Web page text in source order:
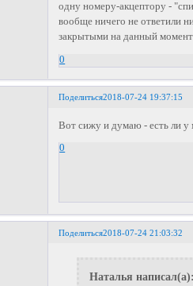
одну номеру-акцептору -
вообще ничего не ответили
закрытыми на данный момент
0
Поделиться2018-07-24 19:37:15
Вот сижу и думаю - есть ли у
0
Поделиться2018-07-24 21:03:32
Наталья